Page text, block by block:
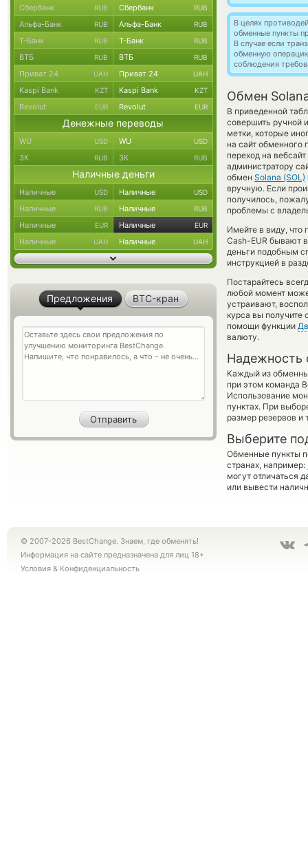
В целях
обменные пункты
В случае если
обменную
соблюдения
Обмен
В приведенной
совершить ручной
метки, которые
на сайт обменного
переход на
администратору
обмен Solana (SOL)
вручную. Если
получилось,
проблемы с
Имейте в виду, что
Cash-EUR бывают
деньги подобным
инструкцией в
Постарайтесь
любой момент
устраивают,
курса вы получите
помощи функции
валюту.
Надежность
Каждый из
при этом команда
Использование
пунктах. При
размер резервов и
Выберите
Обменные пункты
странах, например:
могут отличаться
или вывести
Сбербанк RUB Сбербанк RUB
Альфа-Банк RUB Альфа-Банк RUB
Т-Банк RUB Т-Банк RUB
ВТБ RUB ВТБ RUB
Приват 24 UAH Приват 24 UAH
Kaspi Bank KZT Kaspi Bank KZT
Revolut EUR Revolut EUR
Денежные переводы
WU USD WU USD
ЗК RUB ЗК RUB
Наличные деньги
Наличные USD Наличные USD
Наличные RUB Наличные RUB
Наличные EUR Наличные EUR
Наличные UAH Наличные UAH
Предложения BTC-кран
© 2007-2026 BestChange. Знаем, где обменять!
Информация на сайте предназначена для лиц 18+
Условия & Конфиденциальность